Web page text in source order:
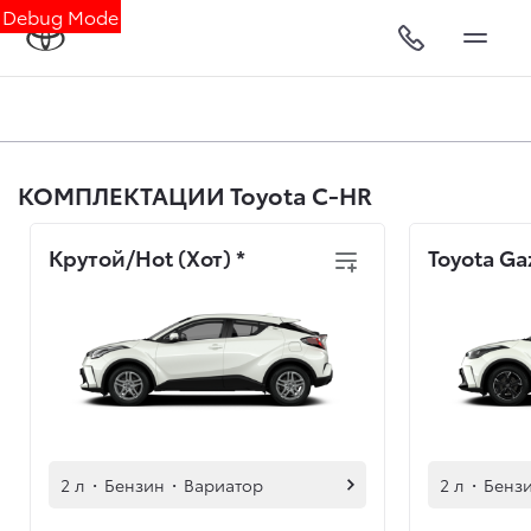
Debug Mode
КОМПЛЕКТАЦИИ Toyota C-HR
Крутой/Hot (Хот) *
2 л · Бензин · Вариатор
Toyota
2 л ·